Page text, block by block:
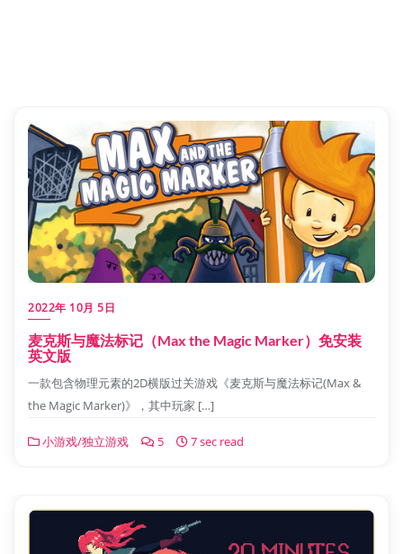
2022年 10月 5日
麦克斯与魔法标记（Max the Magic Marker）免安装
英文版
一款包含物理元素的2D横版过关游戏《麦克斯与魔法标记(Max &
the Magic Marker)》，其中玩家 […]
小游戏/独立游戏 5 7 sec read